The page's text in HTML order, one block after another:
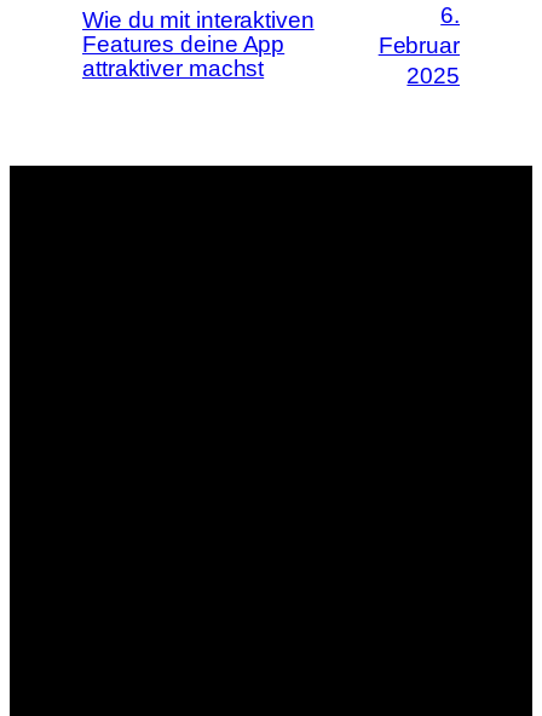
Wie du mit interaktiven
Features deine App
attraktiver machst
6.
Februar
2025